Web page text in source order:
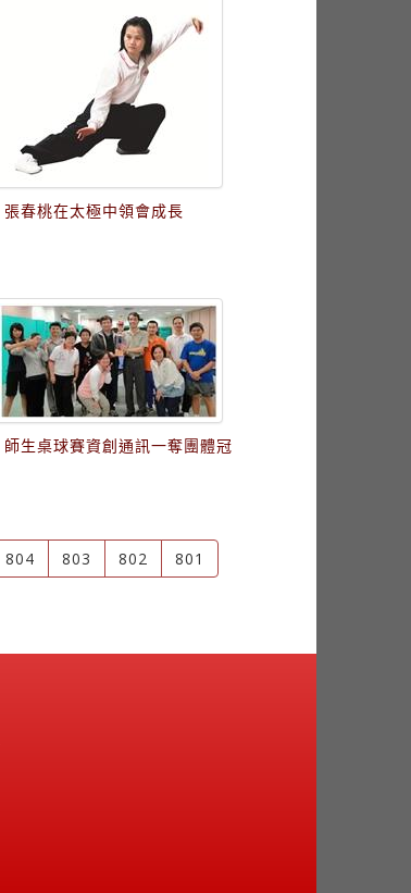
張春桃在太極中領會成長
師生桌球賽資創通訊一奪團體冠
804 803 802 801